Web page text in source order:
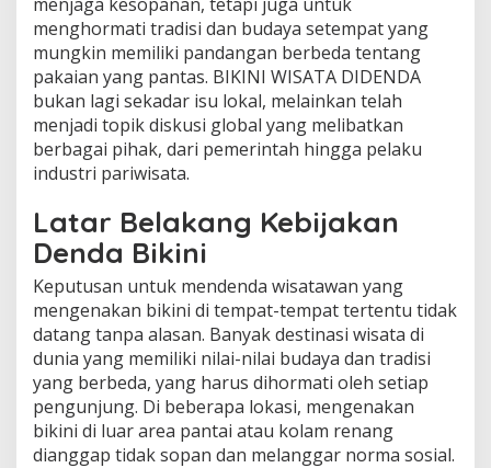
menghormati tradisi dan budaya setempat yang
mungkin memiliki pandangan berbeda tentang
pakaian yang pantas. BIKINI WISATA DIDENDA
bukan lagi sekadar isu lokal, melainkan telah
menjadi topik diskusi global yang melibatkan
berbagai pihak, dari pemerintah hingga pelaku
industri pariwisata.
Latar Belakang Kebijakan
Denda Bikini
Keputusan untuk mendenda wisatawan yang
mengenakan bikini di tempat-tempat tertentu tidak
datang tanpa alasan. Banyak destinasi wisata di
dunia yang memiliki nilai-nilai budaya dan tradisi
yang berbeda, yang harus dihormati oleh setiap
pengunjung. Di beberapa lokasi, mengenakan
bikini di luar area pantai atau kolam renang
dianggap tidak sopan dan melanggar norma sosial.